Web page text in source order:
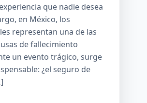
que nadie desea
en México, los
representan una de las
de fallecimiento
un evento trágico, surge
¿el seguro de